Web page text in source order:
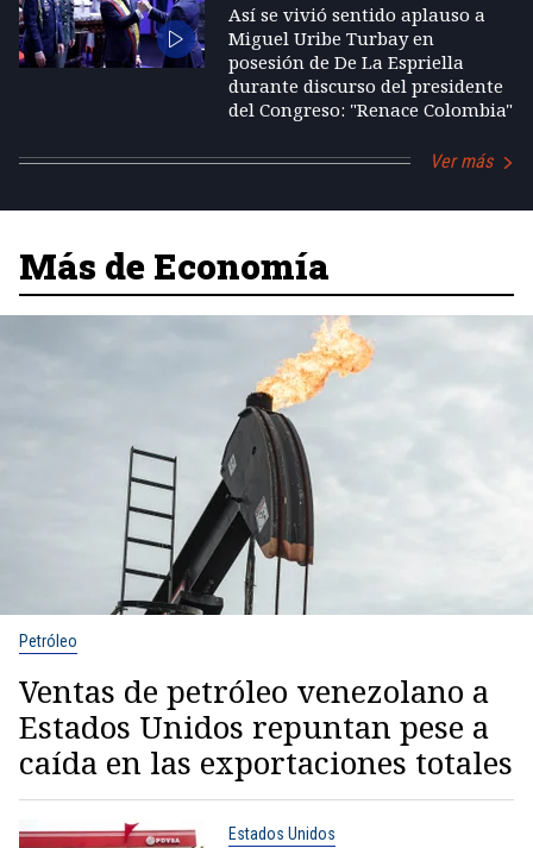
Así se vivió sentido aplauso a
Miguel Uribe Turbay en
posesión de De La Espriella
durante discurso del presidente
del Congreso: "Renace Colombia"
Ver más
Más de Economía
Petróleo
Ventas de petróleo venezolano a
Estados Unidos repuntan pese a
caída en las exportaciones totales
Estados Unidos